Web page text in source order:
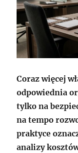
Coraz więcej
odpowiednia
tylko na
na tempo
praktyce
analizy